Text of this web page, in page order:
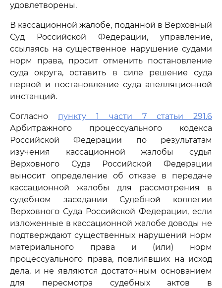
удовлетворены.
В кассационной жалобе, поданной в Верховный
Суд Российской Федерации, управление,
ссылаясь на существенное нарушение судами
норм права, просит отменить постановление
суда округа, оставить в силе решение суда
первой и постановление суда апелляционной
инстанций.
Согласно пункту 1 части 7 статьи 291.6
Арбитражного процессуального кодекса
Российской Федерации по результатам
изучения кассационной жалобы судья
Верховного Суда Российской Федерации
выносит определение об отказе в передаче
кассационной жалобы для рассмотрения в
судебном заседании Судебной коллегии
Верховного Суда Российской Федерации, если
изложенные в кассационной жалобе доводы не
подтверждают существенных нарушений норм
материального права и (или) норм
процессуального права, повлиявших на исход
дела, и не являются достаточным основанием
для пересмотра судебных актов в